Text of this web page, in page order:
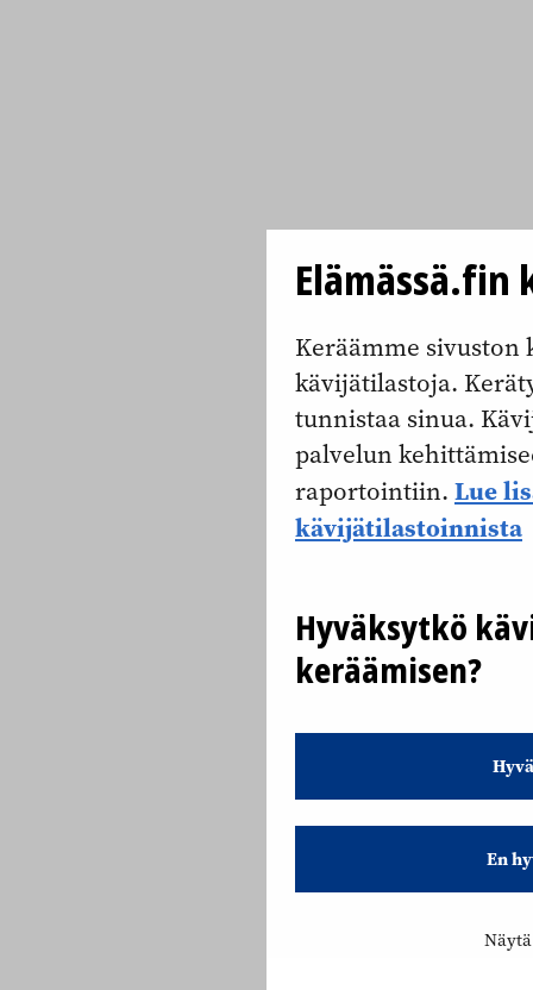
Keräämme sivuston
kävijätilastoja.
tunnistaa sinua.
palvelun
raportointiin. Lue
kävijätilastoinnista
Hyväksytkö
keräämisen?
En